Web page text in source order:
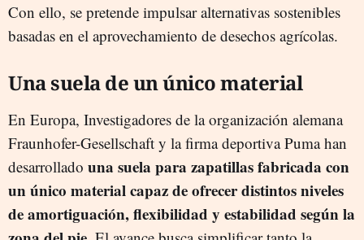
Con ello, se pretende impulsar alternativas sostenibles
basadas en el aprovechamiento de desechos agrícolas.
Una suela de un único material
En Europa, Investigadores de la organización alemana
Fraunhofer-Gesellschaft y la firma deportiva Puma han
desarrollado una suela para zapatillas fabricada con
un único material capaz de ofrecer distintos niveles
de amortiguación, flexibilidad y estabilidad según la